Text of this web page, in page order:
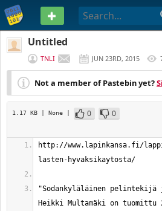
PASTEBIN
Untitled
TNLI JUN 23RD, 2015
Not a member of Pastebin yet?
1.17 KB | None | 0
0
http://www.lapinkansa.fi/
"Sodankyläläinen
Heikki Multamäki on tuomittu